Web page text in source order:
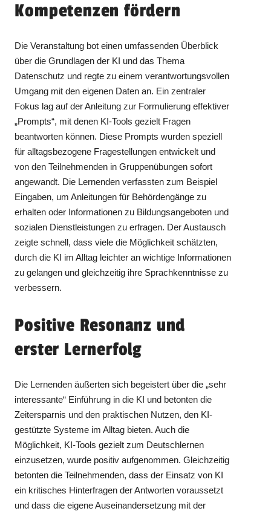
Kompetenzen fördern
Die Veranstaltung bot einen umfassenden Überblick
über die Grundlagen der KI und das Thema
Datenschutz und regte zu einem verantwortungsvollen
Umgang mit den eigenen Daten an. Ein zentraler
Fokus lag auf der Anleitung zur Formulierung effektiver
„Prompts“, mit denen KI-Tools gezielt Fragen
beantworten können. Diese Prompts wurden speziell
für alltagsbezogene Fragestellungen entwickelt und
von den Teilnehmenden in Gruppenübungen sofort
angewandt. Die Lernenden verfassten zum Beispiel
Eingaben, um Anleitungen für Behördengänge zu
erhalten oder Informationen zu Bildungsangeboten und
sozialen Dienstleistungen zu erfragen. Der Austausch
zeigte schnell, dass viele die Möglichkeit schätzten,
durch die KI im Alltag leichter an wichtige Informationen
zu gelangen und gleichzeitig ihre Sprachkenntnisse zu
verbessern.
Positive Resonanz und
erster Lernerfolg
Die Lernenden äußerten sich begeistert über die „sehr
interessante“ Einführung in die KI und betonten die
Zeitersparnis und den praktischen Nutzen, den KI-
gestützte Systeme im Alltag bieten. Auch die
Möglichkeit, KI-Tools gezielt zum Deutschlernen
einzusetzen, wurde positiv aufgenommen. Gleichzeitig
betonten die Teilnehmenden, dass der Einsatz von KI
ein kritisches Hinterfragen der Antworten voraussetzt
und dass die eigene Auseinandersetzung mit der